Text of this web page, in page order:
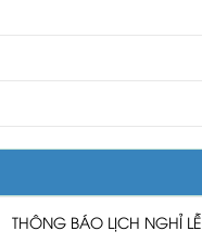
THÔNG BÁO LỊCH NGHỈ LỄ